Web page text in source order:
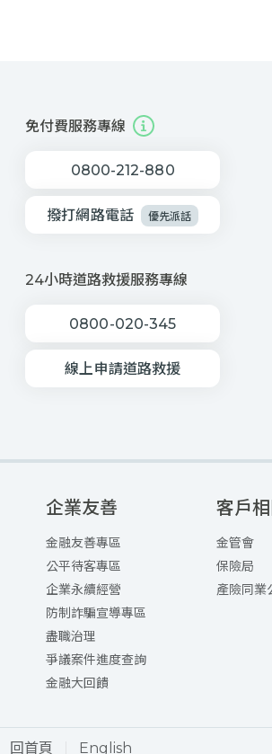
免付費服務專線
0800-212-880
撥打網路電話 優先派話
24小時道路救援服務專線
0800-020-345
線上申請道路救援
企業友善
金融友善專區
公平待客專區
企業永續經營
防制詐騙宣導專區
盡職治理
爭議案件進度查詢
金融大回饋
客戶
金管會
保險局
產險同業
回首頁 English